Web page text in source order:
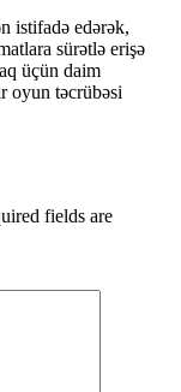
istifadə edərək,
sürətlə erişə
üçün daim
oyun təcrübəsi
fields are